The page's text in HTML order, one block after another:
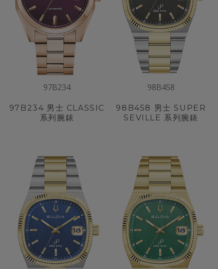
97B234
97B234 男士 CLASSIC
系列腕錶
98B458
98B458 男士 SUPER
SEVILLE 系列腕錶